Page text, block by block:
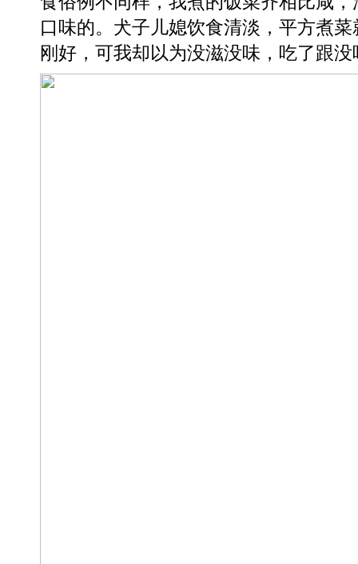
口味的。犬子儿媳饮食清淡，平方煮
刚好，可我却以为没滋没味，吃了跟没